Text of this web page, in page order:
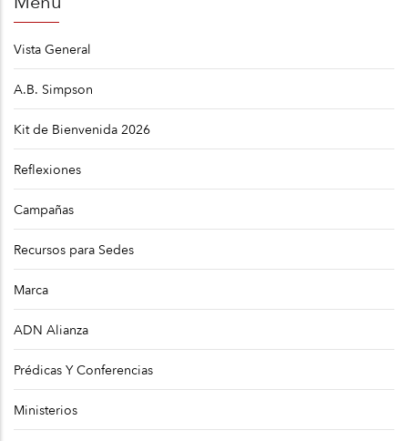
Vista General
A.B. Simpson
Kit de Bienvenida 2026
Reflexiones
Campañas
Recursos para Sedes
Marca
ADN Alianza
Prédicas Y Conferencias
Ministerios